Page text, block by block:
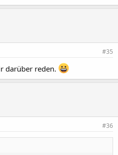
#35
darüber reden.
#36